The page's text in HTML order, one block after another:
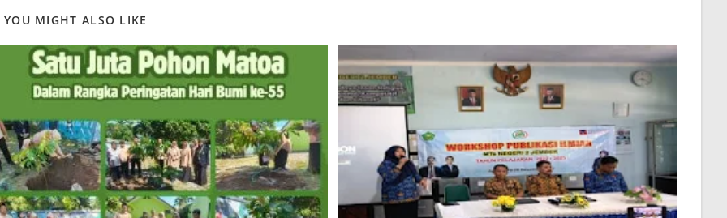
YOU MIGHT ALSO LIKE